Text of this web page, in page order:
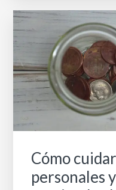
Cómo
personales